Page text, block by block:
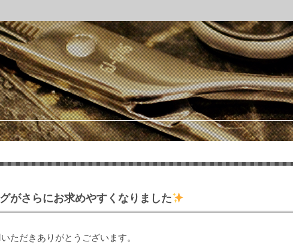
がさらにお求めやすくなりました
ただきありがとうございます。